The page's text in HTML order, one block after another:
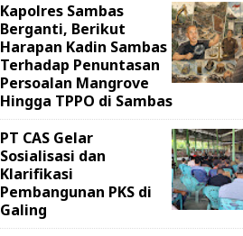
Kapolres Sambas
Berganti, Berikut
Harapan Kadin Sambas
Terhadap Penuntasan
Persoalan Mangrove
Hingga TPPO di Sambas
PT CAS Gelar
Sosialisasi dan
Klarifikasi
Pembangunan PKS di
Galing